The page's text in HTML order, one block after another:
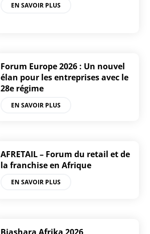
EN SAVOIR PLUS
Forum Europe 2026 : Un nouvel
élan pour les entreprises avec le
28e régime
EN SAVOIR PLUS
AFRETAIL – Forum du retail et de
la franchise en Afrique
EN SAVOIR PLUS